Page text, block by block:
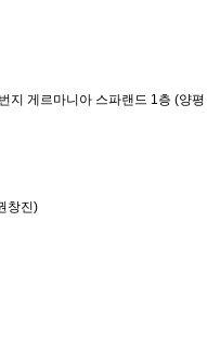
지 게르마니아 스파랜드 1층 (양
창진)